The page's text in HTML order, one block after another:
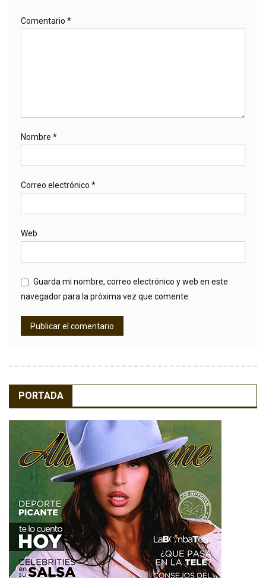
Comentario *
Nombre *
Correo electrónico *
Web
Guarda mi nombre, correo electrónico y web en este
navegador para la próxima vez que comente.
PORTADA